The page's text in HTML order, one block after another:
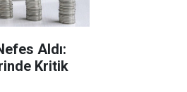
Aldı:
Kritik